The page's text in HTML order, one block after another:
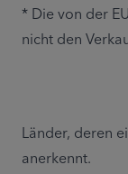
* Die von der
nicht den
Länder, deren
anerkennt.